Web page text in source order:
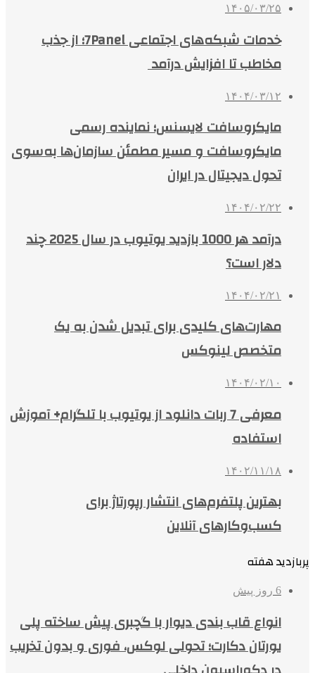
۱۴۰۵/۰۳/۲۵
خدمات شبکه‌های اجتماعی 7Panel؛ از جذب
مخاطب تا افزایش درآمد
۱۴۰۴/۰۳/۱۲
مایکروسافت لایسنس؛ نماینده رسمی
مایکروسافت و مسیر مطمئن سازمان‌ها به‌سوی
تحول دیجیتال در ایران
۱۴۰۴/۰۲/۲۲
درآمد هر 1000 بازدید یوتیوب در سال 2025 چند
دلار است؟
۱۴۰۴/۰۲/۲۱
مهارت‌های کلیدی برای تبدیل شدن به یک
متخصص لینوکس
۱۴۰۴/۰۲/۱۰
معرفی 7 ربات دانلود از یوتیوب با تلگرام+ آموزش
استفاده
۱۴۰۲/۱۱/۱۸
بهترین پلتفرم‌های انتشار رپورتاژ برای
کسب‌وکارهای آنلاین
پربازدید هفته
6 روز پیش
انواع قاب بندی دیوار با گچبری پیش ساخته پلی
یورتان دکارت؛ تحولی لوکس، فوری و بدون تخریب